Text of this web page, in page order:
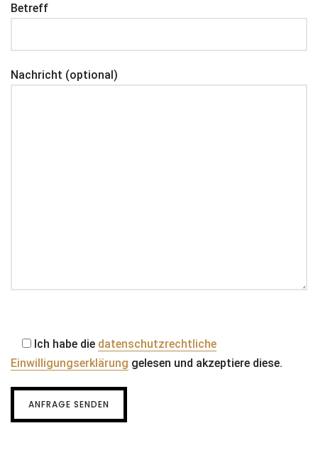
Betreff
Nachricht (optional)
Ich habe die datenschutzrechtliche
Einwilligungserklärung gelesen und akzeptiere diese.